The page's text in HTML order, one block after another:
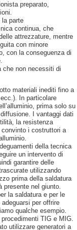
preparato,
la parte
continua, che
attrezzature, mentre
con minore
con la conseguenza di
che non necessiti di
materiali inediti fino a
In particolare
prima solo su
I vantaggi dati
la resistenza
i costruttori a
della tecnica
un intervento di
garantire delle
utilizzando
prima della saldatura
presente nel giunto.
la saldatura e per le
per offrire
qualche esempio.
TIG e MIG.
utilizzare generatori a